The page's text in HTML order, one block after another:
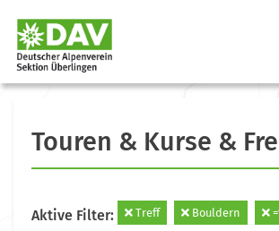
Touren & Kurse &
Aktive Filter: Treff Bouldern